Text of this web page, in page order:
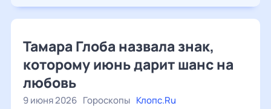
Тамара Глоба назвала знак,
которому июнь дарит шанс на
любовь
9 июня 2026 Гороскопы Клопс.Ru